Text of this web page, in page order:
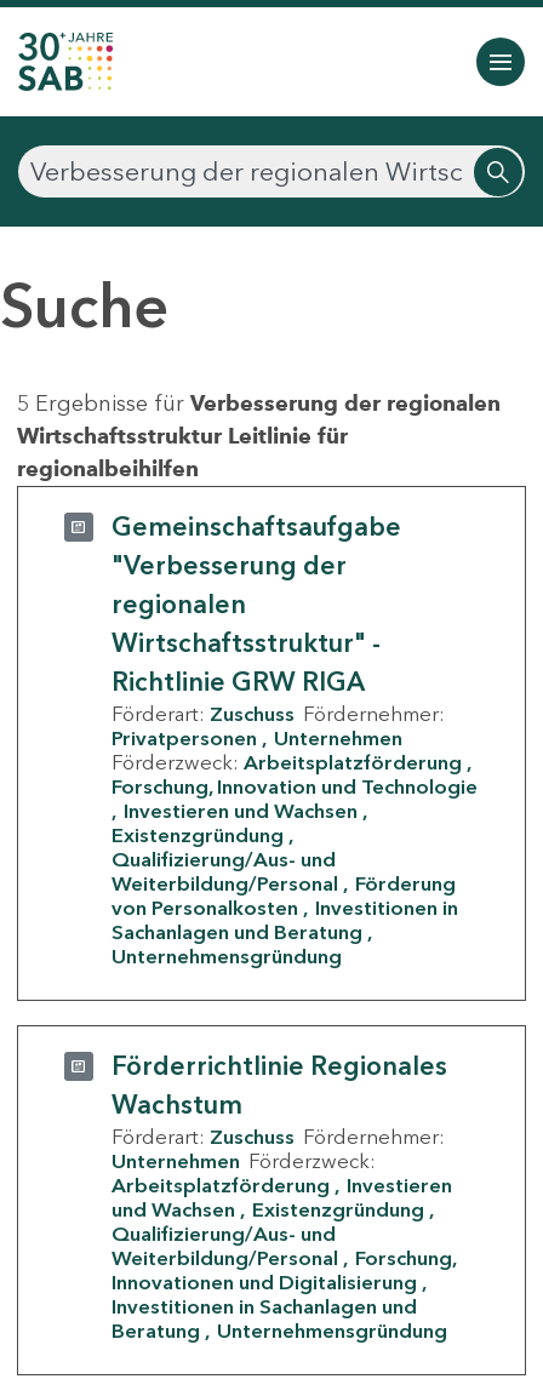
Suche
5 Ergebnisse für Verbesserung der regionalen
Wirtschaftsstruktur Leitlinie für
regionalbeihilfen
Gemeinschaftsaufgabe
"Verbesserung der
regionalen
Wirtschaftsstruktur" -
Richtlinie GRW RIGA
Förderart: Zuschuss Fördernehmer:
Privatpersonen
Unternehmen
Förderzweck: Arbeitsplatzförderung
Forschung, Innovation und Technologie
Investieren und Wachsen
Existenzgründung
Qualifizierung/Aus- und
Weiterbildung/Personal
Förderung
von Personalkosten
Investitionen in
Sachanlagen und Beratung
Unternehmensgründung
Förderrichtlinie Regionales
Wachstum
Förderart: Zuschuss Fördernehmer:
Unternehmen Förderzweck:
Arbeitsplatzförderung
Investieren
und Wachsen
Existenzgründung
Qualifizierung/Aus- und
Weiterbildung/Personal
Forschung,
Innovationen und Digitalisierung
Investitionen in Sachanlagen und
Beratung
Unternehmensgründung